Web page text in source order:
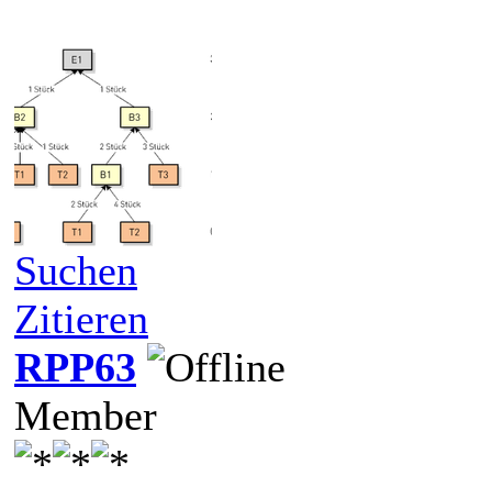
Suchen
Zitieren
RPP63
Member